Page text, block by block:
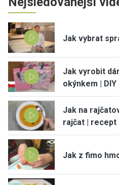
Jak vybrat
Jak vyrobit
okýnkem | DIY
Jak na
rajčat | recept
Jak z fimo